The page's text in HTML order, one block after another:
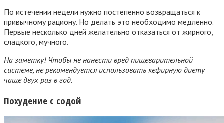
По истечении недели нужно постепенно возвращаться к
привычному рациону. Но делать это необходимо медленно.
Первые несколько дней желательно отказаться от жирного,
сладкого, мучного.
На заметку! Чтобы не нанести вред пищеварительной
системе, не рекомендуется использовать кефирную диету
чаще двух раз в год.
Похудение с содой